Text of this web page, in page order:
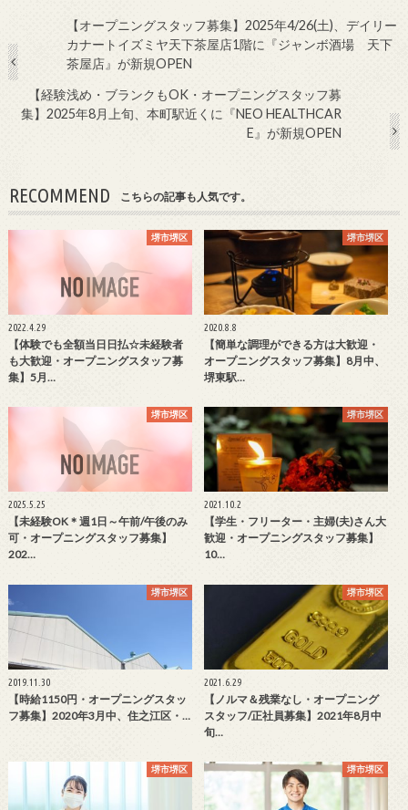
【オープニングスタッフ募集】2025年4/26(土)、デイリー
カナートイズミヤ天下茶屋店1階に『ジャンボ酒場 天下
茶屋店』が新規OPEN
【経験浅め・ブランクもOK・オープニングスタッフ募
集】2025年8月上旬、本町駅近くに『NEO HEALTHCAR
E』が新規OPEN
RECOMMEND こちらの記事も人気です。
堺市堺区
2022.4.29
【体験でも全額当日日払☆未経験者
も大歓迎・オープニングスタッフ募
集】5月…
堺市堺区
2020.8.8
【簡単な調理ができる方は大歓迎・
オープニングスタッフ募集】8月中、
堺東駅…
堺市堺区
2025.5.25
【未経験OK＊週1日～午前/午後のみ
可・オープニングスタッフ募集】
202…
堺市堺区
2021.10.2
【学生・フリーター・主婦(夫)さん大
歓迎・オープニングスタッフ募集】
10…
堺市堺区
2019.11.30
【時給1150円・オープニングスタッ
フ募集】2020年3月中、住之江区・…
堺市堺区
2021.6.29
【ノルマ＆残業なし・オープニング
スタッフ/正社員募集】2021年8月中
旬…
堺市堺区 堺市堺区